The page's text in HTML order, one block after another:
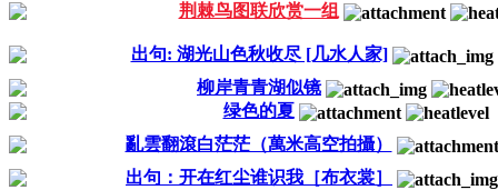
荆棘鸟图联欣赏一组
出句: 湖光山色秋收尽 [几水人家]
柳岸青青湖似镜
绿色的夏
亂雲翻滾白茫茫（萬米高空拍攝）
出句：开在红尘谁识我［布衣裳］